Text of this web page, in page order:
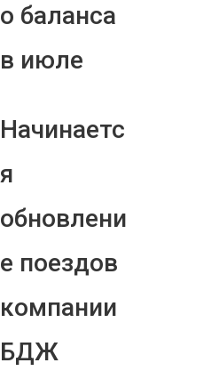
о баланса
в июле
Начинаетс
я
обновлени
е поездов
компании
БДЖ